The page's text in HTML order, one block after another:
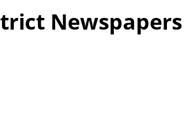
Newspapers